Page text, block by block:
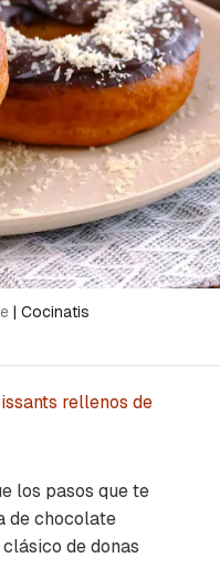
| Cocinatis
rellenos de
los pasos que te
de chocolate
de donas